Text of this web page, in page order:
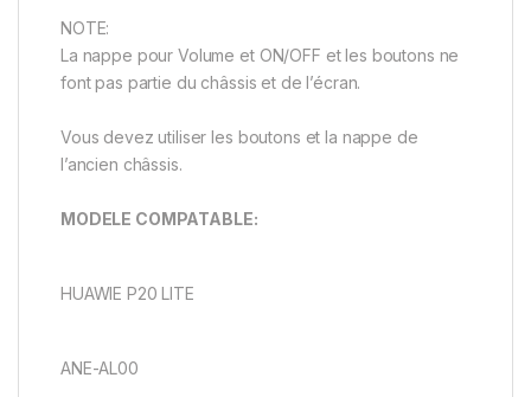
NOTE:
La nappe pour Volume et ON/OFF et les boutons ne
font pas partie du châssis et de l’écran.
Vous devez utiliser les boutons et la nappe de
l’ancien châssis.
MODELE COMPATABLE:
HUAWIE P20 LITE
ANE-AL00